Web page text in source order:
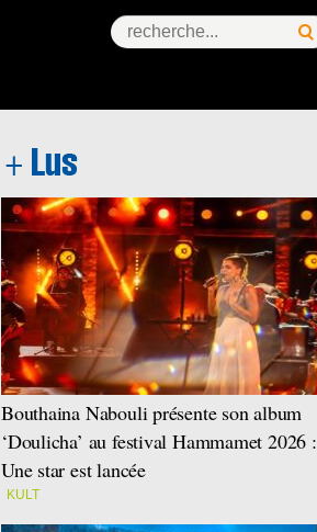
Bouthaina Nabouli présente son album
‘Doulicha’ au festival Hammamet 2026 :
Une star est lancée
KULT